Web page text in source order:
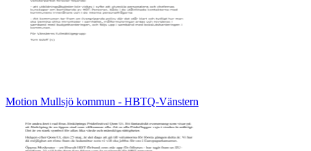
Motion Mullsjö kommun - HBTQ-Vänstern